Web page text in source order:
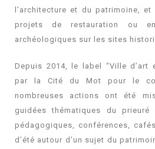
l’architecture et du patrimoine, et
projets de restauration ou
archéologiques sur les sites
Depuis 2014, le label “Ville d’art
par la Cité du Mot pour le
nombreuses actions ont été
guidées thématiques du
pédagogiques, conférences,
d’été autour d’un sujet du